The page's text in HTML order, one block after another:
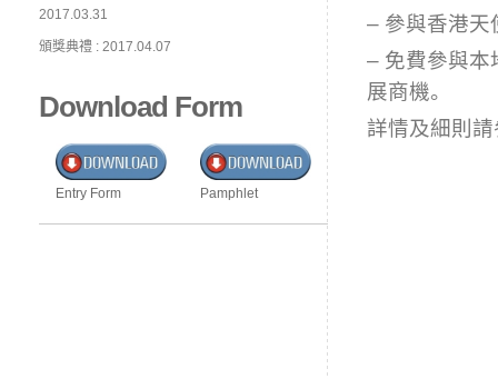
2017.03.31
頒獎典禮 : 2017.04.07
Download Form
Entry Form Pamphlet
– 參與香港天
– 免費參與本
展商機。
詳情及細則